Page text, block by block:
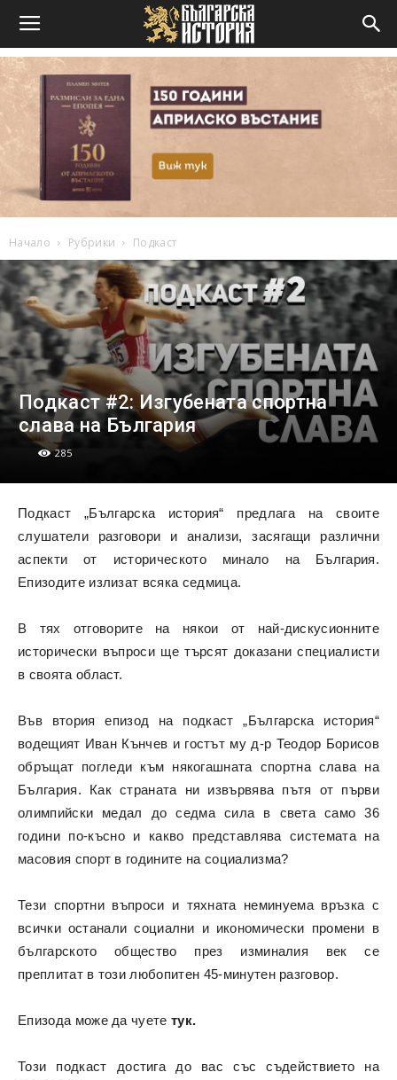
Начало Рубрики Подкаст
Подкаст #2: Изгубената спортна
слава на България
285
Подкаст „Българска история“ предлага на своите
слушатели разговори и анализи, засягащи различни
аспекти от историческото минало на България.
Епизодите излизат всяка седмица.
В тях отговорите на някои от най-дискусионните
исторически въпроси ще търсят доказани специалисти
в своята област.
Във втория епизод на подкаст „Българска история“
водещият Иван Кънчев и гостът му д-р Теодор Борисов
обръщат погледи към някогашната спортна слава на
България. Как страната ни извървява пътя от първи
олимпийски медал до седма сила в света само 36
години по-късно и какво представлява системата на
масовия спорт в годините на социализма?
Тези спортни въпроси и тяхната неминуема връзка с
всички останали социални и икономически промени в
българското общество през изминалия век се
преплитат в този любопитен 45-минутен разговор.
Епизода може да чуете тук.
Този подкаст достига до вас със съдействието на